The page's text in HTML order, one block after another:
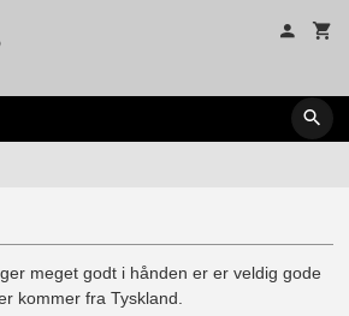
meget godt i hånden er er veldig gode
kommer fra Tyskland.